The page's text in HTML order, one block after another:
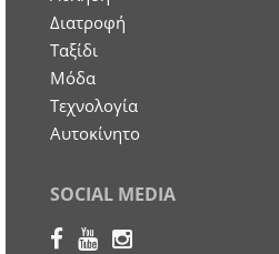
Διατροφή
Ταξίδι
Μόδα
Τεχνολογία
Αυτοκίνητο
SOCIAL MEDIA